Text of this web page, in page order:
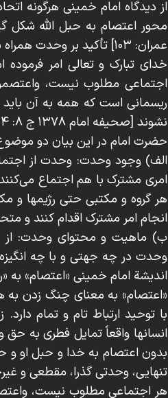
از دیدگاه امام خمینی
محور اعتصام به حبل الله شکل
عمران: ۱۰۳] تأکید بر وحدت همراه با اعتصام به حبل الهی دارد:
خدای تبارک و تعالی امر
اجتماعی مطلوب نیست،
ریسمانی است که همه به آن باید
نشوند [صحیفه امام ۱۳۷۸ ج ۸: ۳۳۴].
حضرت امام در این بیان دو موضوع
الف) وجود وحدت: وحدت از
امری مشترک با هم اجتماع
هر گروه و مکتبی حتی رژیمها و
انجام امر مشترک اقدام کنند و
ب) ماهیت و محتوای وحدت: از
وحدت در چه جهتی و با چه
اندیشة امام خمینی «اعتصام» به
«اعتصام» به معنای چنگ زدن
با توحید ارتباط تام و تمام
انسانها واقعاً تمایل فطری به
بدون اعتصام به خدا و حبل او
تنهایی، وحدتی گذرا، مقطعی و
هر اجتماعی مطلوب نیست،